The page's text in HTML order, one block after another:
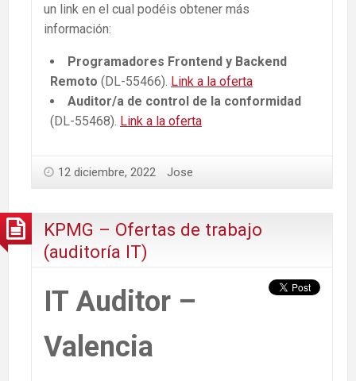
un link en el cual podéis obtener más
información:
Programadores Frontend y Backend
Remoto (DL-55466). Link a la oferta
Auditor/a de control de la conformidad
(DL-55468). Link a la oferta
12 diciembre, 2022 Jose
KPMG – Ofertas de trabajo
(auditoría IT)
IT Auditor –
Valencia